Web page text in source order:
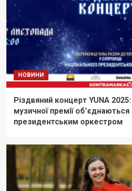
НОВИНИ
Різдвяний концерт YUNA
музичної премії
президентським оркестром